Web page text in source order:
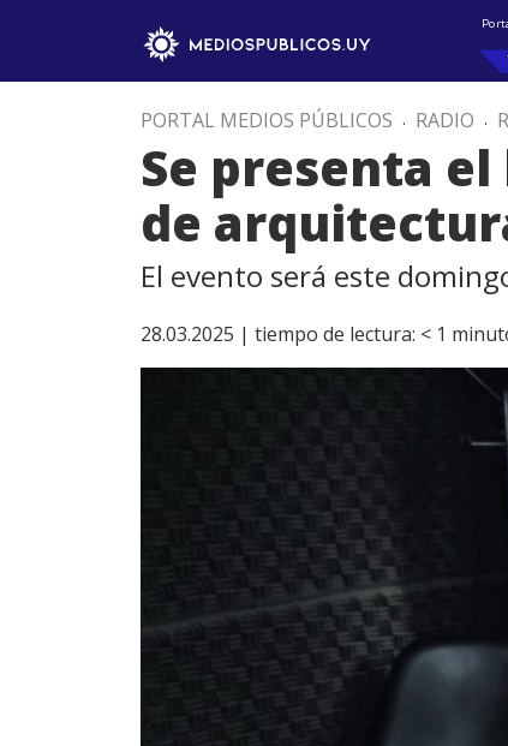
PORTAL MEDIOS PÚBLICOS . RADIO .
Se presenta
de
El evento será este
28.03.2025 | tiempo de lectura: < 1